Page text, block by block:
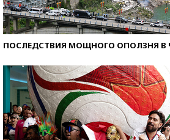
ПОСЛЕДСТВИЯ МОЩНОГО ОПОЛЗНЯ В